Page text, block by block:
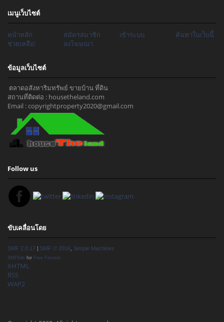
เมนูเว็บไซต์
หน้าหลัก สมัครสมาชิก เข้าระบบ
ค้นหาในเว็บนี้
ช่วยเหลือ!
ลงโฆษณา
ข้อมูลเว็บไซต์
ตลาดอสังหาริมทรัพย์ ขายบ้าน ที่ดิน
สถานที่ติดต่อ : housetheland.com
Email : copyrightproperty2020@gmail.com
Follow us
ขับเคลื่อนโดย
SMF 2.0.17 | SMF © 2016 Simple Machines
SMFAds for Free Forums
XHTML
RSS
WAP2